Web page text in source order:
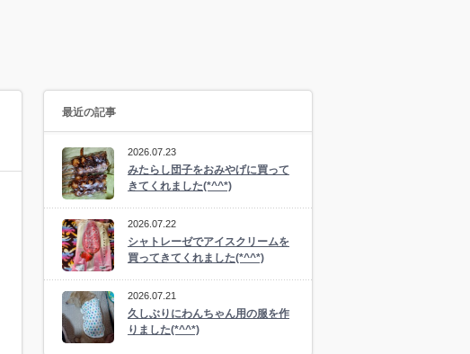
最近の記事
2026.07.23
みたらし団子をおみやげに買って
きてくれました(*^^*)
2026.07.22
シャトレーゼでアイスクリームを
買ってきてくれました(*^^*)
2026.07.21
久しぶりにわんちゃん用の服を作
りました(*^^*)